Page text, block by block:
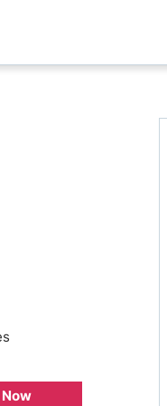
de trading gratuits